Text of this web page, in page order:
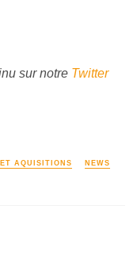
sur notre Twitter
AQUISITIONS NEWS